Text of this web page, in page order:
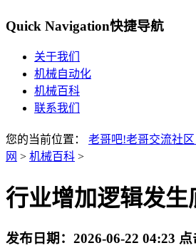
Quick Navigation快捷导航
关于我们
机械自动化
机械百科
联系我们
您的当前位置： 老哥吧!老哥交流社
网 > 机械百科 >
行业增加逻辑发生
发布日期： 2026-06-22 04:23 点